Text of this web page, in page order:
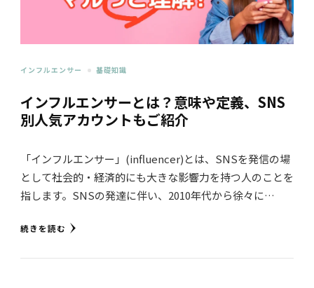
インフルエンサー 基礎知識
インフルエンサーとは？意味や定義、SNS
別人気アカウントもご紹介
「インフルエンサー」(influencer)とは、SNSを発信の場
として社会的・経済的にも大きな影響力を持つ人のことを
指します。SNSの発達に伴い、2010年代から徐々に…
続きを読む